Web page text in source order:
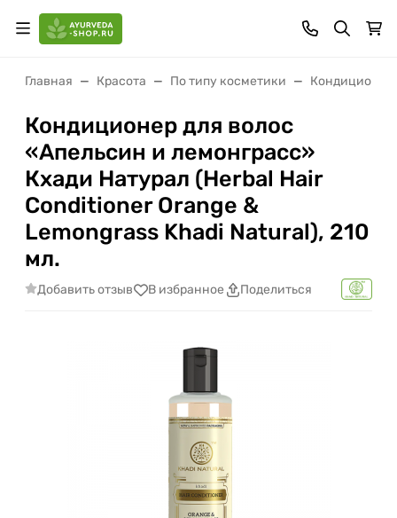
Главная Красота По типу косметики
Кондиционер для волос
«Апельсин и лемонграсс»
Кхади Натурал (Herbal Hair
Conditioner Orange &
Lemongrass Khadi Natural), 210
мл.
Добавить отзыв В избранное Поделиться